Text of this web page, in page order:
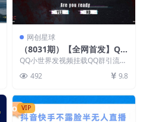
网创星球
（8031期）【全网首发】QQ
小世界_Q群挂载教程+引流思
路分析
QQ小世界发视频挂载QQ群引流，
去。 一个视频跑十...
492 9.8
VIP